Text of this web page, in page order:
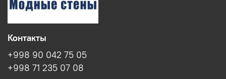
Контакты
+998 90 042 75 05
+998 71 235 07 08